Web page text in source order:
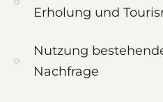
Erholung und
Nutzung
Nachfrage